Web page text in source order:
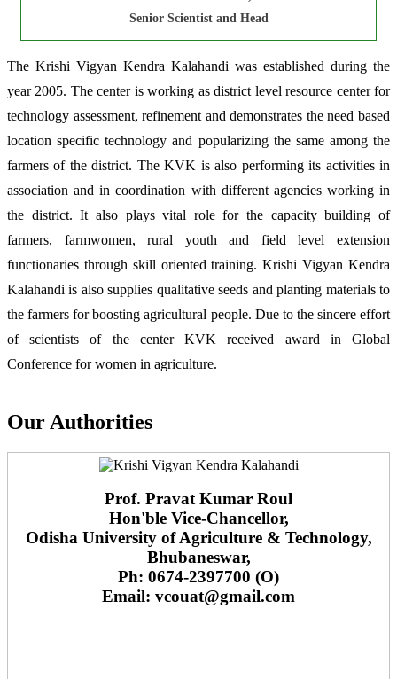
Senior Scientist and Head
The Krishi Vigyan Kendra Kalahandi was established during the
year 2005. The center is working as district level resource center for
technology assessment, refinement and demonstrates the need based
location specific technology and popularizing the same among the
farmers of the district. The KVK is also performing its activities in
association and in coordination with different agencies working in
the district. It also plays vital role for the capacity building of
farmers, farmwomen, rural youth and field level extension
functionaries through skill oriented training. Krishi Vigyan Kendra
Kalahandi is also supplies qualitative seeds and planting materials to
the farmers for boosting agricultural people. Due to the sincere effort
of scientists of the center KVK received award in Global
Conference for women in agriculture.
Our Authorities
Prof. Pravat Kumar Roul
Hon'ble Vice-Chancellor,
Odisha University of Agriculture & Technology,
Bhubaneswar,
Ph: 0674-2397700 (O)
Email: vcouat@gmail.com